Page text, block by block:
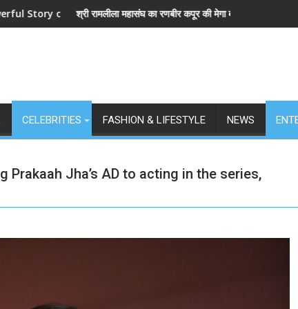
and Love
महासंघ का रणबीर कपूर की मेगा बजट फिल्म रामायण के मेकर्स को चेतावनीछात्रों के
CELEBRITIES FASHION & LIFESTYLE NEWS
Prakaah Jha’s AD to acting in the series,